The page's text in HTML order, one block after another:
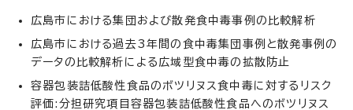
広島市における集団および散発食中毒事例の比較解析
広島市における過去3年間の食中毒集団事例と散発事例の
データの比較解析による広域型食中毒の拡散防止
容器包装詰低酸性食品のボツリヌス食中毒に対するリスク
評価:分担研究項目容器包装詰低酸性食品へのボツリヌス